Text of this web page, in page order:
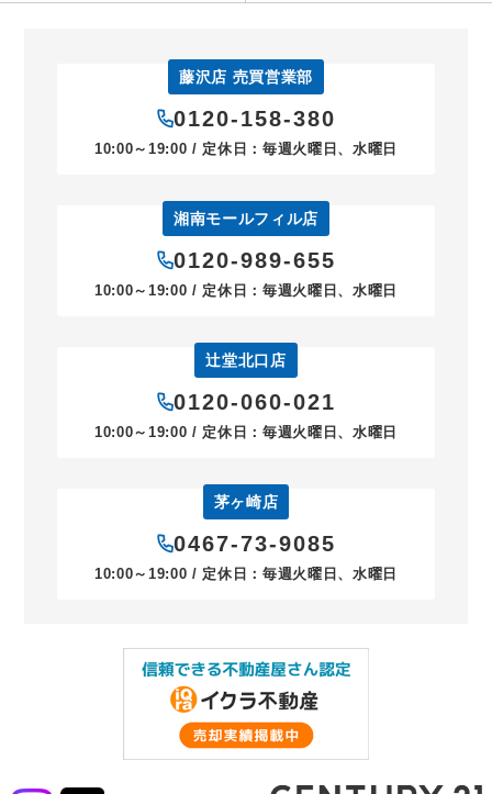
藤沢店 売買営業部
0120-158-380
10:00～19:00 / 定休日：毎週火曜日、水曜日
湘南モールフィル店
0120-989-655
10:00～19:00 / 定休日：毎週火曜日、水曜日
辻堂北口店
0120-060-021
10:00～19:00 / 定休日：毎週火曜日、水曜日
茅ヶ崎店
0467-73-9085
10:00～19:00 / 定休日：毎週火曜日、水曜日